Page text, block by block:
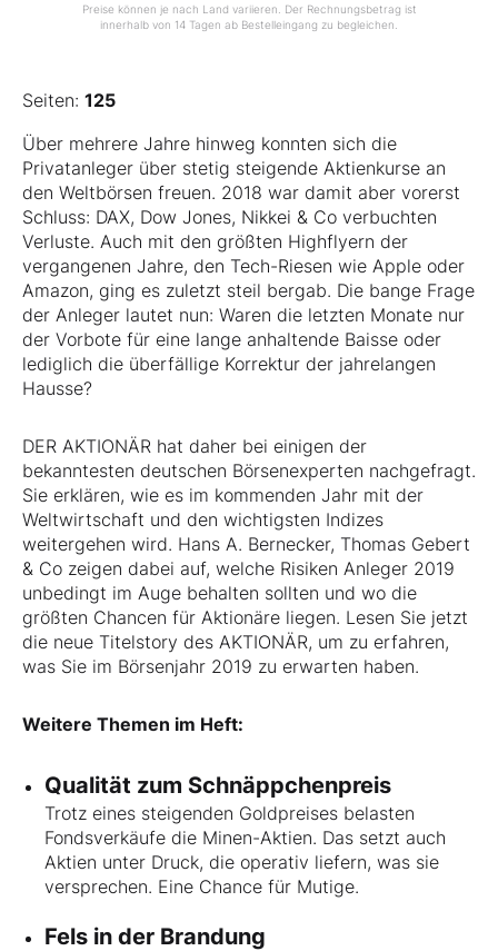
Preise können je nach Land variieren. Der Rechnungsbetrag ist
innerhalb von 14 Tagen ab Bestelleingang zu begleichen.
Seiten: 125
Über mehrere Jahre hinweg konnten sich die
Privatanleger über stetig steigende Aktienkurse an
den Weltbörsen freuen. 2018 war damit aber vorerst
Schluss: DAX, Dow Jones, Nikkei & Co verbuchten
Verluste. Auch mit den größten Highflyern der
vergangenen Jahre, den Tech-Riesen wie Apple oder
Amazon, ging es zuletzt steil bergab. Die bange Frage
der Anleger lautet nun: Waren die letzten Monate nur
der Vorbote für eine lange anhaltende Baisse oder
lediglich die überfällige Korrektur der jahrelangen
Hausse?
DER AKTIONÄR hat daher bei einigen der
bekanntesten deutschen Börsenexperten nachgefragt.
Sie erklären, wie es im kommenden Jahr mit der
Weltwirtschaft und den wichtigsten Indizes
weitergehen wird. Hans A. Bernecker, Thomas Gebert
& Co zeigen dabei auf, welche Risiken Anleger 2019
unbedingt im Auge behalten sollten und wo die
größten Chancen für Aktionäre liegen. Lesen Sie jetzt
die neue Titelstory des AKTIONÄR, um zu erfahren,
was Sie im Börsenjahr 2019 zu erwarten haben.
Weitere Themen im Heft:
Qualität zum Schnäppchenpreis
Trotz eines steigenden Goldpreises belasten
Fondsverkäufe die Minen-Aktien. Das setzt auch
Aktien unter Druck, die operativ liefern, was sie
versprechen. Eine Chance für Mutige.
Fels in der Brandung